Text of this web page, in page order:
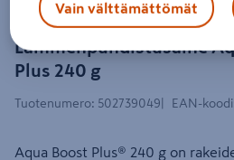
Lammenpuhdistusaine
Plus 240 g
UBBINK GARDEN B.V.
Tuotenumero: 502739049 EAN-koodi
Aqua Boost Plus® 240 g on
Vain välttämättömät